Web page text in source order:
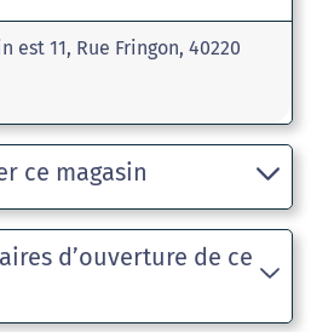
est 11, Rue Fringon, 40220
ce magasin
d’ouverture de ce